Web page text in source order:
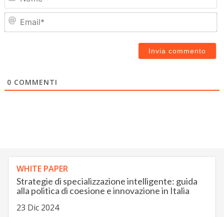
0 COMMENTI
WHITE PAPER
Strategie di specializzazione intelligente: guida
alla politica di coesione e innovazione in Italia
23 Dic 2024